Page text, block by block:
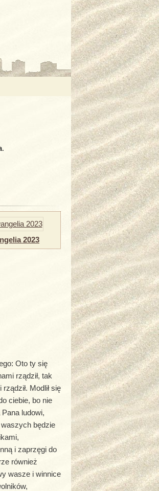
.
2023
Oto ty się
rządził, tak
Modlił się
ciebie, bo nie
ludowi,
waszych będzie
i zaprzęgi do
również
wasze i winnice